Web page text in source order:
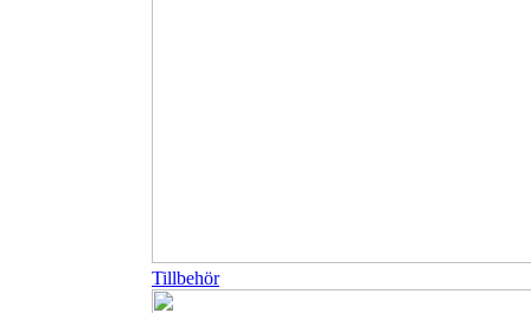
Tillbehör